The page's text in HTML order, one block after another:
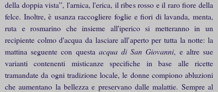
della doppia vista”, l'arnica, l'erica, il ribes rosso e il raro fiore della
felce. Inoltre, è usanza raccogliere foglie e fiori di lavanda, menta,
ruta e rosmarino che insieme all'iperico si metteranno in un
recipiente colmo d'acqua da lasciare all'aperto per tutta la notte: la
mattina seguente con questa acqua di San Giovanni, e altre sue
varianti contenenti misticanze specifiche in base alle ricette
tramandate da ogni tradizione locale, le donne compiono abluzioni
che aumentano la bellezza e preservano dalle malattie. Sempre al